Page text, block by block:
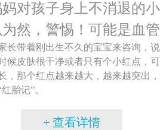
对孩子身上不消退的
然，警惕！可能是血
长带着刚出生不久的宝宝来咨询，
候皮肤很干净或者只有个小红点，
，那个红点越来越大，越来越突出
胎记”。
+ 查看详情